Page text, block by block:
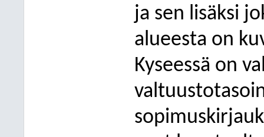
ja sen lisäksi
alueesta on
Kyseessä on